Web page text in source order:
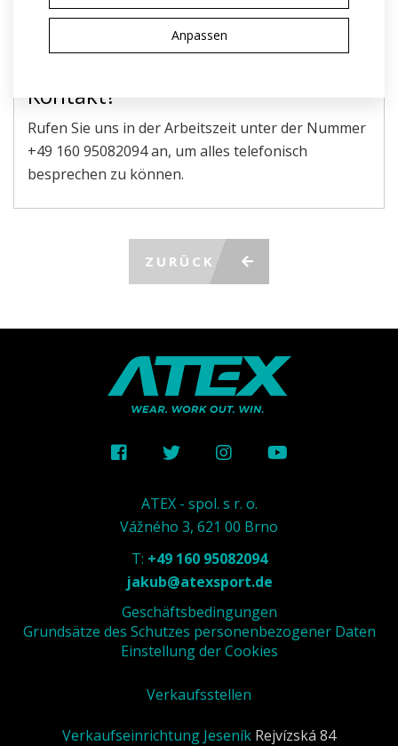
Anpassen
NACHRICHT ABSENDEN
Kontakt?
Rufen Sie uns in der Arbeitszeit unter der Nummer
+49 160 95082094 an, um alles telefonisch
besprechen zu können.
ZURÜCK
ATEX - spol. s r. o.
Vážného 3, 621 00 Brno
T: +49 160 95082094
jakub@atexsport.de
Geschäftsbedingungen
Grundsätze des Schutzes personenbezogener Daten
Einstellung der Cookies
Verkaufsstellen
Verkaufseinrichtung Jeseník Rejvízská 84